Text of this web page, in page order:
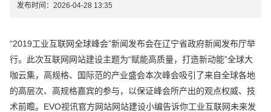
发布时间：2026-04-28 13:35
“2019工业互联网全球峰会”新闻发布会在辽宁省政府新闻发布厅举
行。此次互联网网站建设主题为“赋能高质量，打造新动能”全球大
咖云集，高规格、国际范的产业盛会本次峰会吸引了来自全球各地
的高层次、高规格嘉宾的参与，以保证峰会所产出的观点权威、技
术前瞻。EVO视讯官方网站网站建设小编告诉你工业互联网未来发